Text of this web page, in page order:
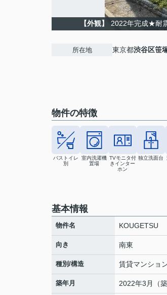
【外観】 2022年完成★耐
所在地 東京都渋谷区笹
物件の特徴
バストイレ
別
室内洗濯機
置場
TVモニタ付
きインター
ホン
独立洗面台
基本情報
物件名 KOUGETSU
向き 南東
種別/構造 賃貸マンショ
築年月 2022年3月（築